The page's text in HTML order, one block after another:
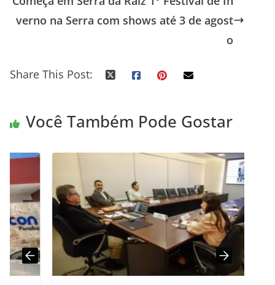
verno na Serra com shows até 3 de agost
o
Share This Post:
Você Também Pode Gostar